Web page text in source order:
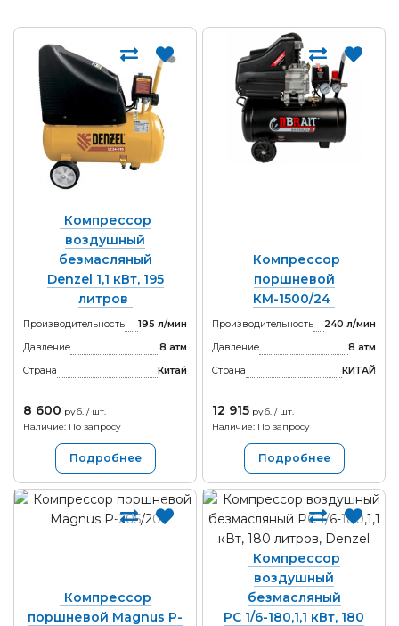
Компрессор
воздушный
безмасляный
Denzel 1,1 кВт, 195
литров
Производительность
195 л/мин
Давление
8 атм
Страна
Китай
8 600 руб. / шт.
Наличие: По запросу
Подробнее
Компрессор
поршневой
КМ-1500/24
Производительность
240 л/мин
Давление
8 атм
Страна
КИТАЙ
12 915 руб. / шт.
Наличие: По запросу
Подробнее
Компрессор
поршневой Magnus P-
Компрессор
воздушный
безмасляный
РС 1/6-180,1,1 кВт, 180